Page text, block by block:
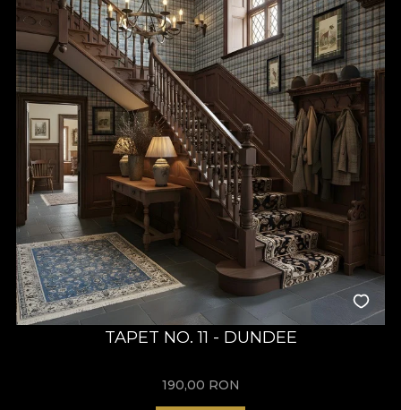
TAPET NO. 11 - DUNDEE
190,00 RON